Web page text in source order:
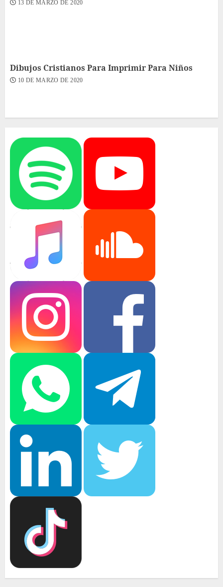
13 DE MARZO DE 2020
Dibujos Cristianos Para Imprimir Para Niños
10 DE MARZO DE 2020